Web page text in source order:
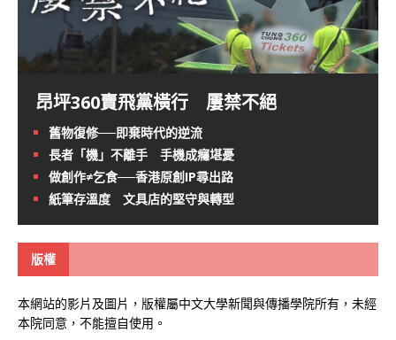
昂坪360賣飛黨橫行 屢禁不絕
舊物復修──即棄時代的逆流
長者「機」不離手 手機成癮堪憂
做創作≠乞食──香港原創IP尋出路
紙筆存溫度 文具店的堅守與轉型
版權
本網站的影片及圖片，版權屬中文大學新聞與傳播學院所有，未經
本院同意，不能擅自使用。